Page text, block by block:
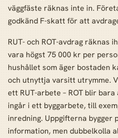
väggfäste räknas inte in.
godkänd F-skatt för att
RUT- och ROT-avdrag räknas
vara högst 75 000 kr per
hushållet som äger bostaden
och utnyttja varsitt utrymme.
ett RUT-arbete – ROT blir
ingår i ett byggarbete, till
inredning. Uppgifterna bygger
information, men dubbelkolla